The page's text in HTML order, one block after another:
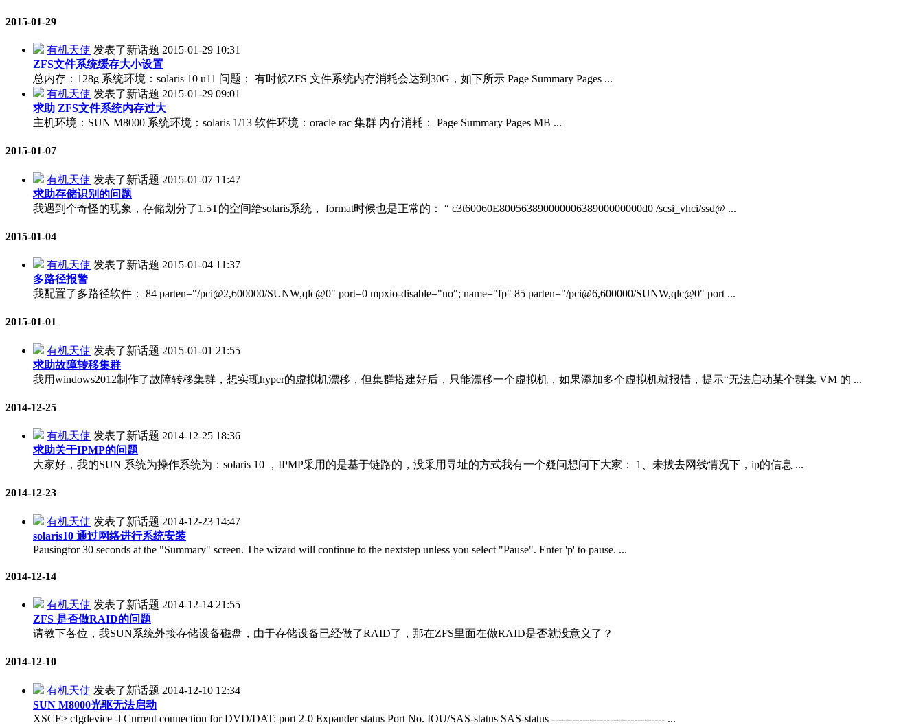
2015-01-29
有机天使 发表了新话题 2015-01-29 10:31
ZFS文件系统缓存大小设置
总内存：128g 系统环境：solaris 10 u11 问题： 有时候ZFS 文件系统内存消耗会达到30G，如下所示 Page Summary Pages ...
有机天使 发表了新话题 2015-01-29 09:01
求助 ZFS文件系统内存过大
主机环境：SUN M8000 系统环境：solaris 1/13 软件环境：oracle rac 集群 内存消耗： Page Summary Pages MB ...
2015-01-07
有机天使 发表了新话题 2015-01-07 11:47
求助存储识别的问题
我遇到个奇怪的现象，存储划分了1.5T的空间给solaris系统， format时候也是正常的： “ c3t60060E80056389000000638900000000d0 /scsi_vhci/ssd@ ...
2015-01-04
有机天使 发表了新话题 2015-01-04 11:37
多路径报警
我配置了多路径软件： 84 parten="/pci@2,600000/SUNW,qlc@0" port=0 mpxio-disable="no"; name="fp" 85 parten="/pci@6,600000/SUNW,qlc@0" port ...
2015-01-01
有机天使 发表了新话题 2015-01-01 21:55
求助故障转移集群
我用windows2012制作了故障转移集群，想实现hyper的虚拟机漂移，但集群搭建好后，只能漂移一个虚拟机，如果添加多个虚拟机就报错，提示“无法启动某个群集 VM 的 ...
2014-12-25
有机天使 发表了新话题 2014-12-25 18:36
求助关于IPMP的问题
大家好，我的SUN 系统为操作系统为：solaris 10 ，IPMP采用的是基于链路的，没采用寻址的方式我有一个疑问想问下大家： 1、未拔去网线情况下，ip的信息 ...
2014-12-23
有机天使 发表了新话题 2014-12-23 14:47
solaris10 通过网络进行系统安装
Pausingfor 30 seconds at the "Summary" screen. The wizard will continue to the nextstep unless you select "Pause". Enter 'p' to pause. ...
2014-12-14
有机天使 发表了新话题 2014-12-14 21:55
ZFS 是否做RAID的问题
请教下各位，我SUN系统外接存储设备磁盘，由于存储设备已经做了RAID了，那在ZFS里面在做RAID是否就没意义了？
2014-12-10
有机天使 发表了新话题 2014-12-10 12:34
SUN M8000光驱无法启动
XSCF> cfgdevice -l Current connection for DVD/DAT: port 2-0 Expander status Port No. IOU/SAS-status SAS-status --------------------------------- ...